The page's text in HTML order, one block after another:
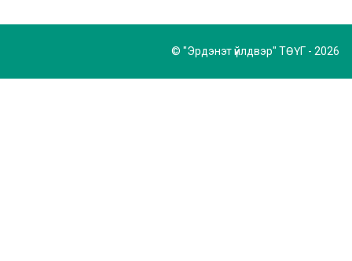
© "Эрдэнэт үйлдвэр" ТӨҮГ - 2026